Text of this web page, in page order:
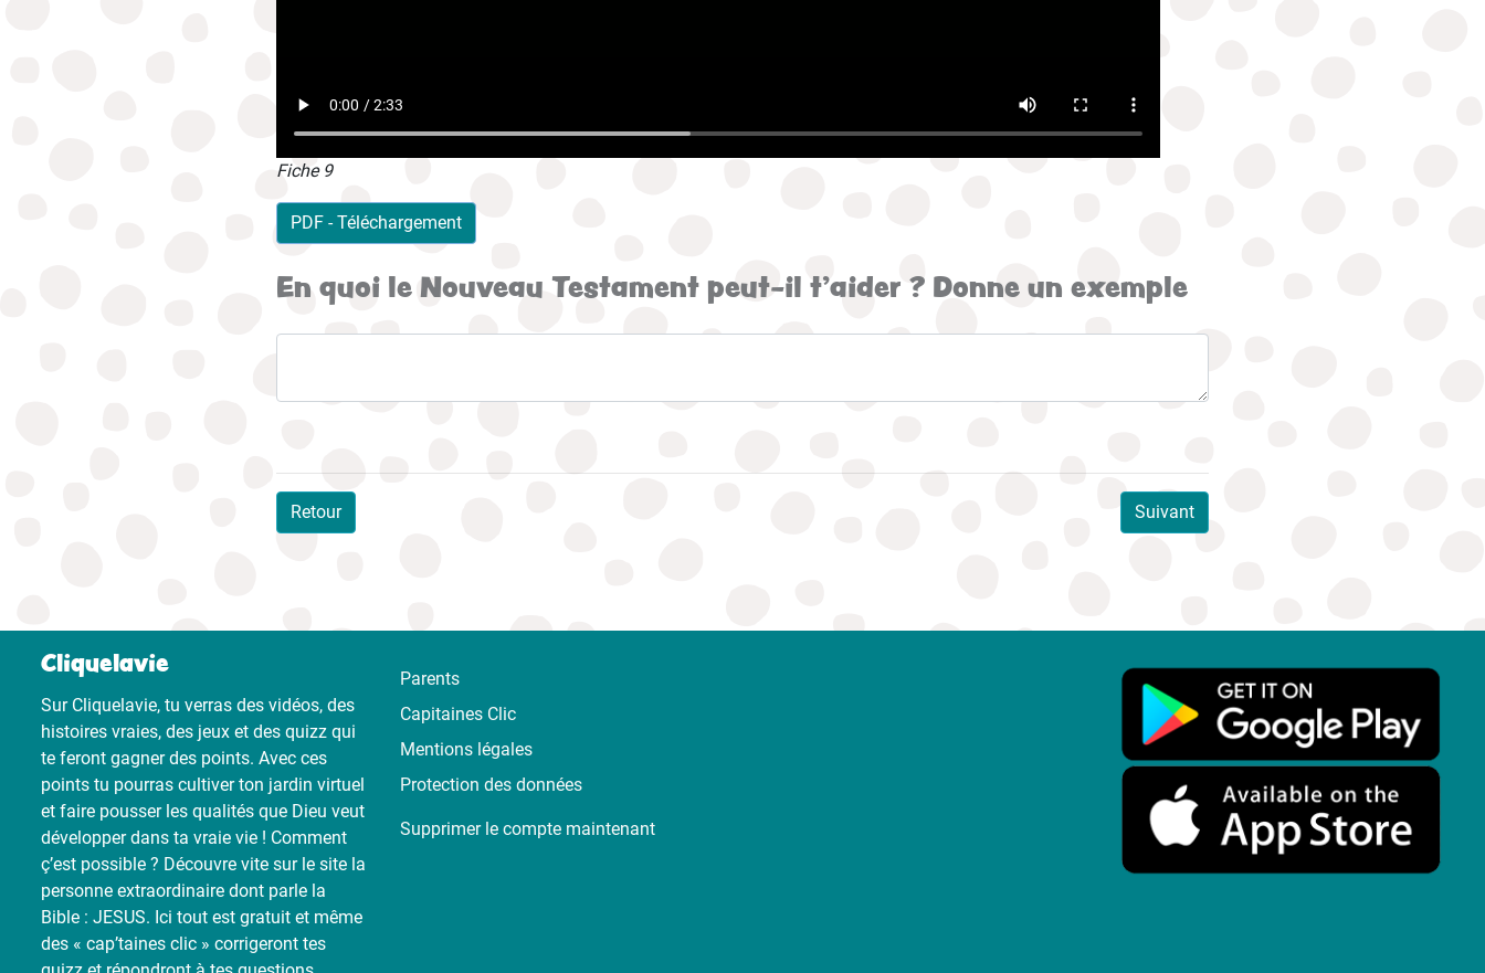
Fiche 9
PDF - Téléchargement
En quoi le Nouveau Testament peut-il t’aider ? Donne un exemple
Suivant
Retour
Cliquelavie
Sur Cliquelavie, tu verras des vidéos, des
histoires vraies, des jeux et des quizz qui
te feront gagner des points. Avec ces
points tu pourras cultiver ton jardin virtuel
et faire pousser les qualités que Dieu veut
développer dans ta vraie vie ! Comment
ç’est possible ? Découvre vite sur le site la
personne extraordinaire dont parle la
Bible : JESUS. Ici tout est gratuit et même
des « cap’taines clic » corrigeront tes
Parents
Capitaines Clic
Mentions légales
Protection des données
Supprimer le compte maintenant